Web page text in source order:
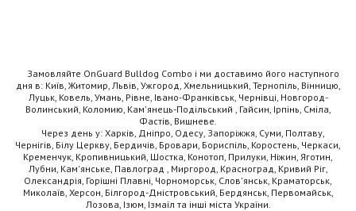
Замовляйте OnGuard Bulldog Combo і ми доставимо його наступного
дня в: Київ, Житомир, Львів, Ужгород, Хмельницький, Тернопіль, Вінницю,
Луцьк, Ковель, Умань, Рівне, Івано-Франківськ, Чернівці, Новгород-
Волинський, Коломию, Кам'янець-Подільський , Гайсин, Ірпінь, Сміла,
Фастів, Вишневе.
Через день у: Харків, Дніпро, Одесу, Запоріжжя, Суми, Полтаву,
Чернігів, Білу Церкву, Бердичів, Бровари, Бориспіль, Коростень, Черкаси,
Кременчук, Кропивницький, Шостка, Конотоп, Прилуки, Ніжин, Яготин,
Лубни, Кам'янське, Павлоград , Миргород, Красноград, Кривий Ріг,
Олександрія, Горішні Плавні, Чорноморськ, Слов'янськ, Краматорськ,
Миколаїв, Херсон, Білгород-Дністровський, Бердянськ, Первомайськ,
Лозова, Ізюм, Ізмаїл та інші міста України.